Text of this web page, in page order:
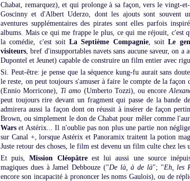
Chabat, remarquez), et qui prolonge à sa façon, vers le vingt-
Goscinny et d'Albert Uderzo, dont les ajouts sont souvent
aventures supplémentaires des pirates sont elles parfois
albums. Mais ce qui me frappe le plus, ce qui me réjouit, c'est
la comédie, c'est soitLa Septième Compagnie, soitLe
visiteurs, bref d'insupportables navets sans aucune saveur, on a
Dupontel et Jeunet) capable de construire un film entier avec
Si. Peut-être: je pense que la séquence kung-fu aurait sans
le reste, on peut toujours s'amuser à faire le compte de la façon
(Ennio Morricone), Ti amo (Umberto Tozzi), ou encore
peut toujours rire devant un fragment qui passe de la bande
admirera aussi la façon dont on réussit à insérer de façon
Brown, ou simplement le don de Chabat pour mêler comme
Wars et Astérix... Il n'oublie pas non plus une partie non
sur Canal +, lorsque Astérix et Panoramix traitent la potion
Juste retour des choses, le film est devenu un film culte chez les
Et puis,Mission Cléopâtreest lui aussi une source
magiques dues à Jamel Debbouze ("De là, à de là"; "Eh, les
encore son incapacité à prononcer les noms Gaulois), ou de